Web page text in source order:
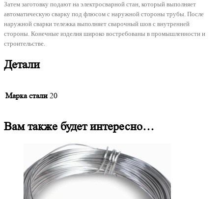
Затем заготовку подают на электросварной стан, который выполняет
автоматическую сварку под флюсом с наружной стороны трубы. После
наружной сварки тележка выполняет сварочный шов с внутренней
стороны. Конечные изделия широко востребованы в промышленности и
строительстве.
Детали
Марка стали 20
Вам также будет интересно…